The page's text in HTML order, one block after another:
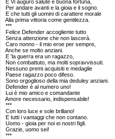
È Vi auguro salute e buona fortuna,
Per andare avanti e la gioia e il sogno.
E che tutti gli uomini di carattere morale
Alla prima vittoria come gentilezza.
***
Felice Defender accogliente tutto
Senza attenzione che non lascerà.
Caro nonno - il mio eroe per sempre,
Anche se molto anziani.
E 'la guerra era un ragazzo,
Non combattuto, ma molti sopravvissuti.
Nessuno premi acquisiti e medaglie
Paese ragazzo poco difeso.
Sono orgoglioso della mia deduley anziani.
Defender è al numero uno!
Lui è mio amico e comandante
Amore necessario, indispensabile!
***
Con loro luce e sole brillano!
E tutti i vantaggi che non contano.
Uomo - gioia per noi ei nostri figli.
Grazie, uomo sei!
***